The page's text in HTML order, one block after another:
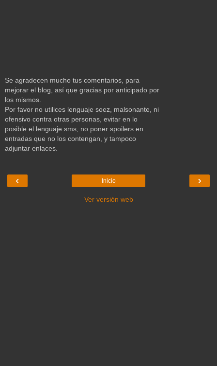
Se agradecen mucho tus comentarios, para
mejorar el blog, así que gracias por anticipado por
los mismos.
Por favor no utilices lenguaje soez, malsonante, ni
ofensivo contra otras personas, evitar en lo
posible el lenguaje sms, no poner spoilers en
entradas que no los contengan, y tampoco
adjuntar enlaces.
‹ ›
Inicio
Ver versión web